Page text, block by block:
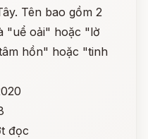
Tên bao gồm 2
"uể oải" hoặc "lờ
hồn" hoặc "tinh
đọc